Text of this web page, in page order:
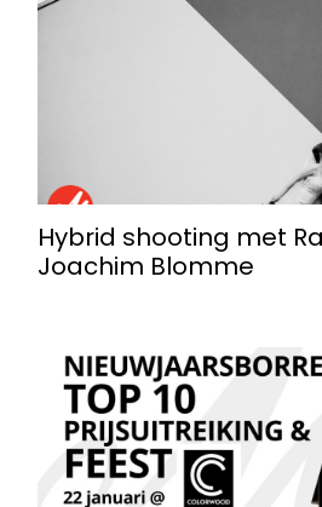
Hybrid shooting met
Joachim Blomme